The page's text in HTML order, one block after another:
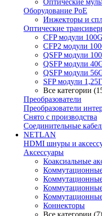
Оптические
Оборудование PoE
Инжекторы и
Оптические
CFP модули 100G
CFP2 модули
QSFP модули
QSFP модули
QSFP модули
SFP модули
Все категории
Преобразователи
Преобразователи
Снято с производства
Соединительные
NETLAN
HDMI шнуры и
Аксессуары
Коаксиальные
Коннекторы
Все категории (7)